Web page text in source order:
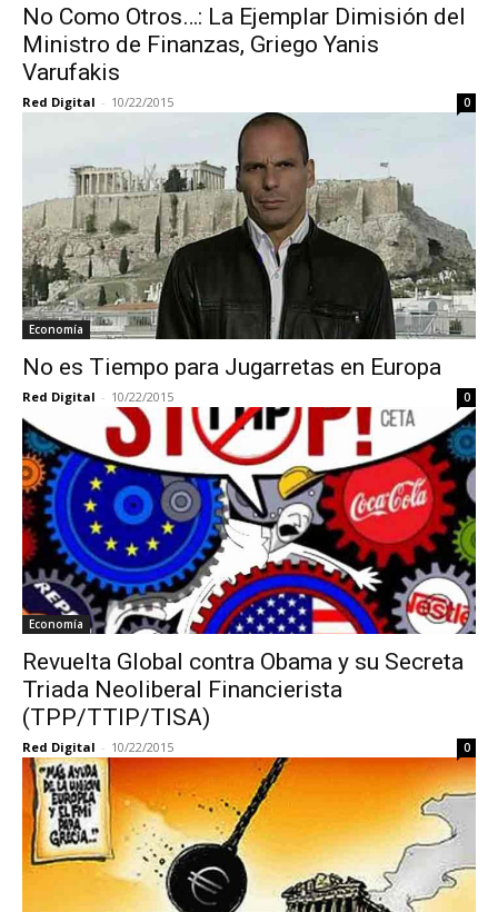
No Como Otros…: La Ejemplar Dimisión del
Ministro de Finanzas, Griego Yanis
Varufakis
Red Digital - 10/22/2015 0
Economía
No es Tiempo para Jugarretas en Europa
Red Digital - 10/22/2015 0
Economía
Revuelta Global contra Obama y su Secreta
Triada Neoliberal Financierista
(TPP/TTIP/TISA)
Red Digital - 10/22/2015 0